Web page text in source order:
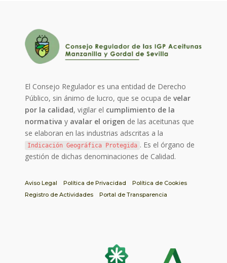
El Consejo Regulador es una entidad de Derecho
Público, sin ánimo de lucro, que se ocupa develar
por la calidad, vigilar el cumplimiento de la
normativa y avalar el origen de las aceitunas que
se elaboran en las industrias adscritas a la
Indicación Geográfica Protegida . Es el órgano de
gestión de dichas denominaciones de Calidad.
Aviso Legal Política de Privacidad
Política de Cookies
Registro de Actividades
Portal de Transparencia